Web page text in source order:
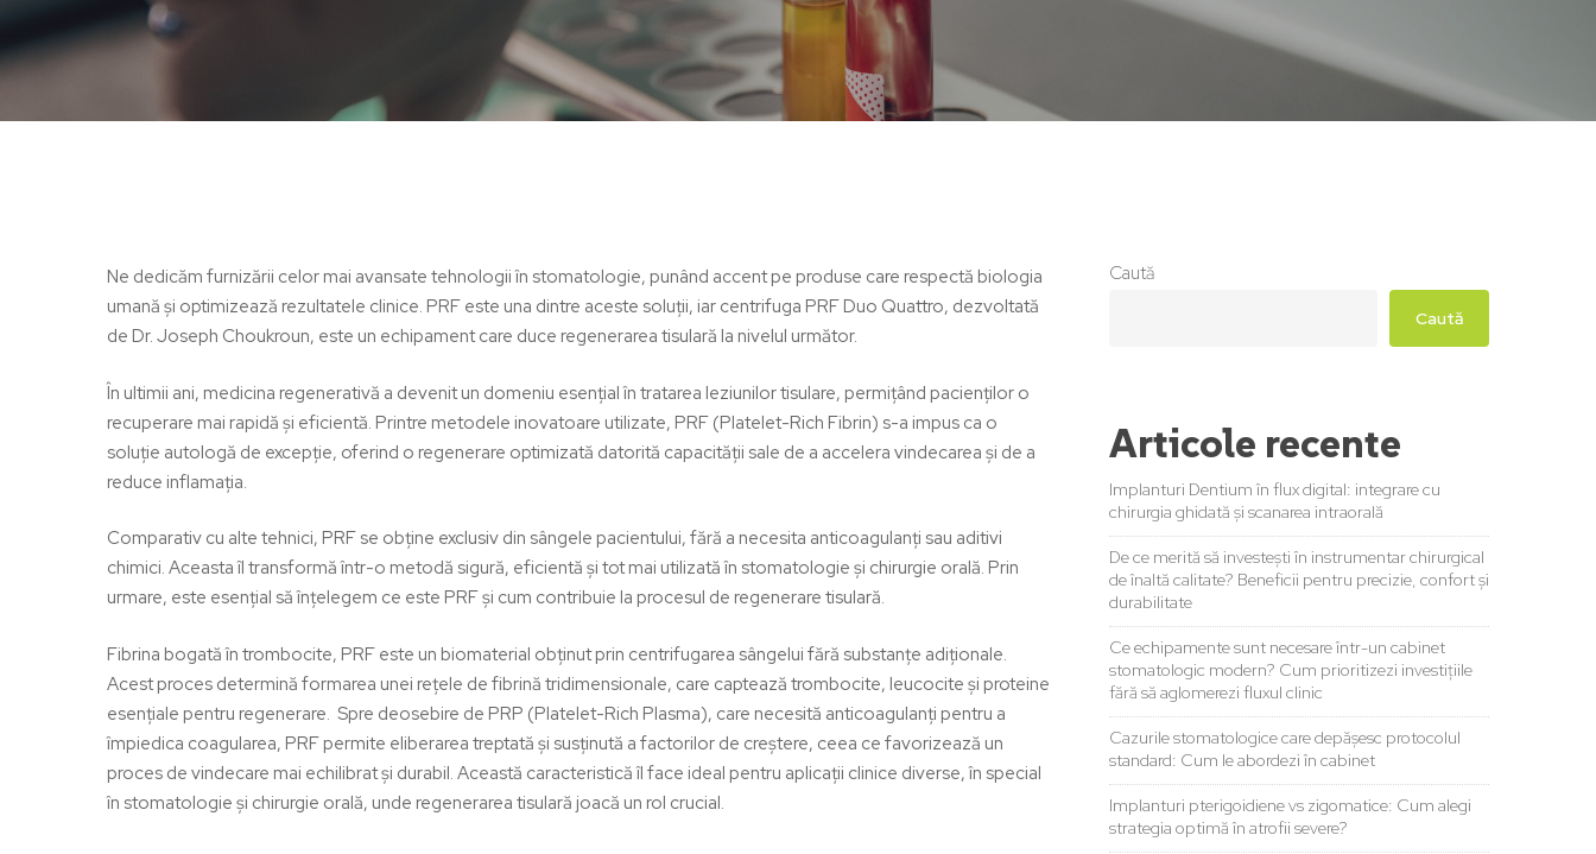
Hit enter to search or ESC to close
Ne dedicăm furnizării celor mai avansate tehnologii în stomatologie, punând accent pe produse care respectă biologia
umană și optimizează rezultatele clinice. PRF este una dintre aceste soluții, iar centrifuga PRF Duo Quattro, dezvoltată
de Dr. Joseph Choukroun, este un echipament care duce regenerarea tisulară la nivelul următor.
În ultimii ani, medicina regenerativă a devenit un domeniu esențial în tratarea leziunilor tisulare, permițând pacienților o
recuperare mai rapidă și eficientă. Printre metodele inovatoare utilizate, PRF (Platelet-Rich Fibrin) s-a impus ca o
soluție autologă de excepție, oferind o regenerare optimizată datorită capacității sale de a accelera vindecarea și de a
reduce inflamația.
Comparativ cu alte tehnici, PRF se obține exclusiv din sângele pacientului, fără a necesita anticoagulanți sau aditivi
chimici. Aceasta îl transformă într-o metodă sigură, eficientă și tot mai utilizată în stomatologie și chirurgie orală. Prin
urmare, este esențial să înțelegem ce este PRF și cum contribuie la procesul de regenerare tisulară.
Fibrina bogată în trombocite, PRF este un biomaterial obținut prin centrifugarea sângelui fără substanțe adiționale.
Acest proces determină formarea unei rețele de fibrină tridimensionale, care captează trombocite, leucocite și proteine
esențiale pentru regenerare. Spre deosebire de PRP (Platelet-Rich Plasma), care necesită anticoagulanți pentru a
împiedica coagularea, PRF permite eliberarea treptată și susținută a factorilor de creștere, ceea ce favorizează un
proces de vindecare mai echilibrat și durabil. Această caracteristică îl face ideal pentru aplicații clinice diverse, în special
în stomatologie și chirurgie orală, unde regenerarea tisulară joacă un rol crucial.
Caută
Caută
Articole recente
Implanturi Dentium în flux digital: integrare cu
chirurgia ghidată și scanarea intraorală
De ce merită să investești în instrumentar chirurgical
de înaltă calitate? Beneficii pentru precizie, confort și
durabilitate
Ce echipamente sunt necesare într-un cabinet
stomatologic modern? Cum prioritizezi investițiile
fără să aglomerezi fluxul clinic
Cazurile stomatologice care depășesc protocolul
standard: Cum le abordezi în cabinet
Implanturi pterigoidiene vs zigomatice: Cum alegi
strategia optimă în atrofii severe?